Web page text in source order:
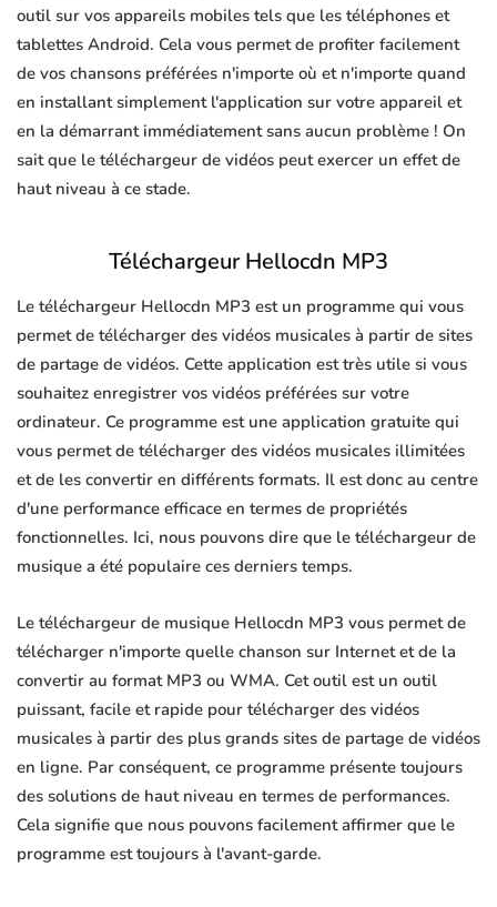
outil sur vos appareils mobiles tels que les téléphones et
tablettes Android. Cela vous permet de profiter facilement
de vos chansons préférées n'importe où et n'importe quand
en installant simplement l'application sur votre appareil et
en la démarrant immédiatement sans aucun problème ! On
sait que le téléchargeur de vidéos peut exercer un effet de
haut niveau à ce stade.
Téléchargeur Hellocdn MP3
Le téléchargeur Hellocdn MP3 est un programme qui vous
permet de télécharger des vidéos musicales à partir de sites
de partage de vidéos. Cette application est très utile si vous
souhaitez enregistrer vos vidéos préférées sur votre
ordinateur. Ce programme est une application gratuite qui
vous permet de télécharger des vidéos musicales illimitées
et de les convertir en différents formats. Il est donc au centre
d'une performance efficace en termes de propriétés
fonctionnelles. Ici, nous pouvons dire que le téléchargeur de
musique a été populaire ces derniers temps.
Le téléchargeur de musique Hellocdn MP3 vous permet de
télécharger n'importe quelle chanson sur Internet et de la
convertir au format MP3 ou WMA. Cet outil est un outil
puissant, facile et rapide pour télécharger des vidéos
musicales à partir des plus grands sites de partage de vidéos
en ligne. Par conséquent, ce programme présente toujours
des solutions de haut niveau en termes de performances.
Cela signifie que nous pouvons facilement affirmer que le
programme est toujours à l'avant-garde.